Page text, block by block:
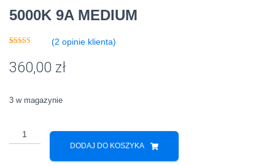
5000K 9A MEDIUM
podstawie
ocen
(2 opinie klienta)
360,00 zł
3 w magazynie
ilość
Bocialarka
DODAJ DO KOSZYKA